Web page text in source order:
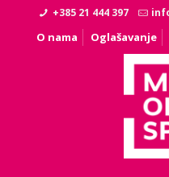
+385 21 444 397
O nama Oglašavanje